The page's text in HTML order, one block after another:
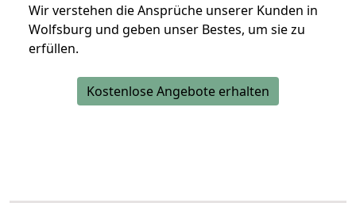
Wir verstehen die Ansprüche unserer Kunden in
Wolfsburg und geben unser Bestes, um sie zu
erfüllen.
Kostenlose Angebote erhalten